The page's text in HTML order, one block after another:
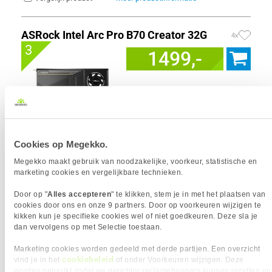
Cookies op Megekko.
Megekko maakt gebruik van noodzakelijke, voorkeur, statistische en
marketing cookies en vergelijkbare technieken.
Door op "Alles accepteren" te klikken, stem je in met het plaatsen van
cookies door ons en onze 9 partners. Door op voorkeuren wijzigen te
kikken kun je specifieke cookies wel of niet goedkeuren. Deze sla je
dan vervolgens op met Selectie toestaan.
Marketing cookies worden gedeeld met derde partijen. Een overzicht
vind je in het cookiebeleid of onder Voorkeuren wijzigen. Deze
ASRock Intel Arc Pro B70 Creator 32G 4x
3 1499,-
Merk
Graphics Engine
Intel Arc Pro B70
Videogeheugen
32 GB
Intel XMX Engines
256
VGA Geheugen type
GDDR6
Vergelijk product Meer productinformatie